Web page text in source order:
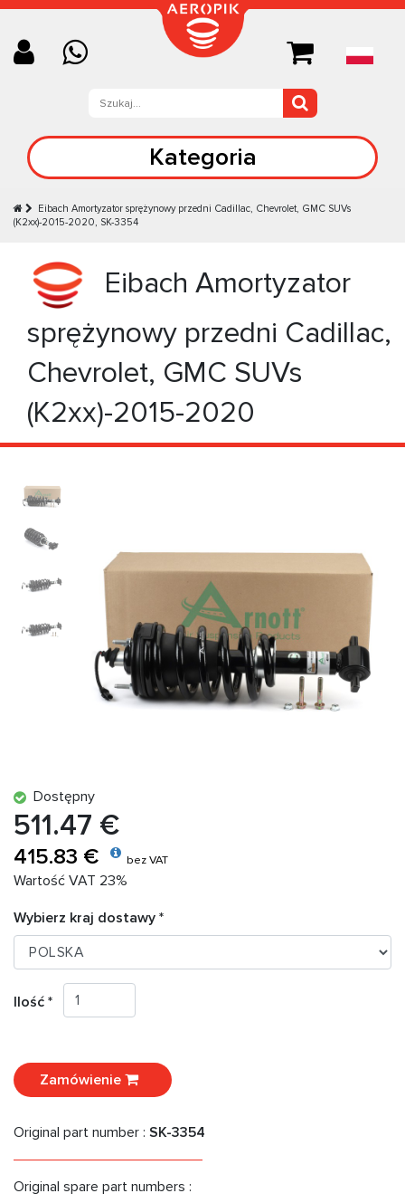
Kategoria
Eibach Amortyzator sprężynowy przedni Cadillac, Chevrolet, GMC SUVs
(K2xx)-2015-2020, SK-3354
Eibach Amortyzator
sprężynowy przedni Cadillac,
Chevrolet, GMC SUVs
(K2xx)-2015-2020
Dostępny
511.47 €
415.83 € bez VAT
Wartość VAT 23%
Wybierz kraj dostawy *
Ilość *
Zamówienie
Original part number : SK-3354
Original spare part numbers :